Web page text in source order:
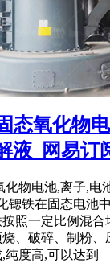
态氧化物
液_网易订
化物电池,离子,电
锶铁在固态电池
照一定比例混合
、破碎、制粉、
纯度高,可以达到